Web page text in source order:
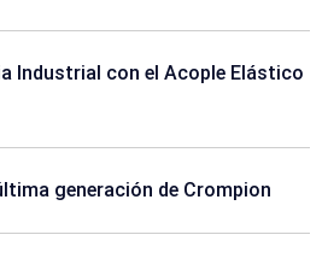
Industrial con el Acople Elástico
generación de Crompion